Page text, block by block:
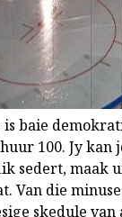
baie
100. Jy kan
sedert, maak
Van die
skedule